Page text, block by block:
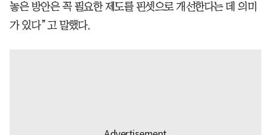
놓은 방안은 꼭 필요한 제도를 핀셋으로 개선한다는 데 의미
가 있다”고 말했다.